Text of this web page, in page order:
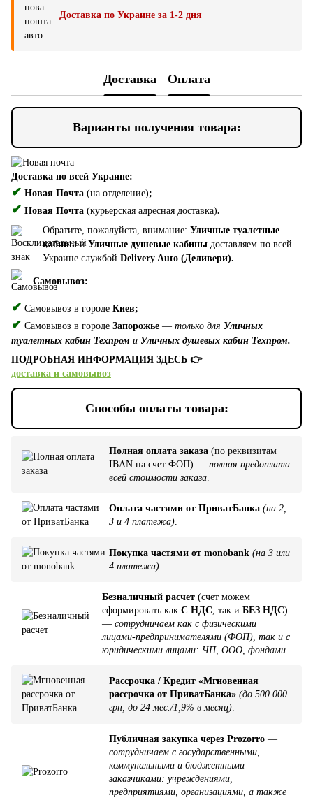
Доставка по Украине за 1-2 дня
Доставка Оплата
Варианты получения товара:
Доставка по всей Украине:
✔ Новая Почта (на отделение);
✔ Новая Почта (курьерская адресная доставка).
Обратите, пожалуйста, внимание: Уличные туалетные
кабиныи Уличные душевые кабины доставляем по всей
Украине службой Delivery Auto (Деливери).
Самовывоз:
✔ Самовывоз в городе Киев;
✔ Самовывоз в городе Запорожье — только для Уличных
туалетных кабин Техпром и Уличных душевых кабин Техпром.
ПОДРОБНАЯ ИНФОРМАЦИЯ ЗДЕСЬ 👉
доставка и самовывоз
Способы оплаты товара:
Полная оплата заказа (по реквизитам
IBAN на счет ФОП) — полная предоплата
всей стоимости заказа
Оплата частями от ПриватБанка (на 2,
3 и 4 платежа)
Покупка частями от monobank (на 3 или
4 платежа)
Безналичный расчет (счет можем
сформировать как С НДС , так и БЕЗ НДС)
— сотрудничаем как с физическими
лицами-предпринимателями (ФОП), так и с
юридическими лицами: ЧП, ООО, фондами
Рассрочка / Кредит «Мгновенная
рассрочка от ПриватБанка» (до 500 000
грн, до 24 мес./1,9% в месяц).
Публичная закупка через Prozorro —
сотрудничаем с государственными,
коммунальными и бюджетными
заказчиками: учреждениями,
предприятиями, организациями, а также